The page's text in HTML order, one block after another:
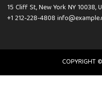
15 Cliff St, New York NY 10038,
+1 212-228-4808